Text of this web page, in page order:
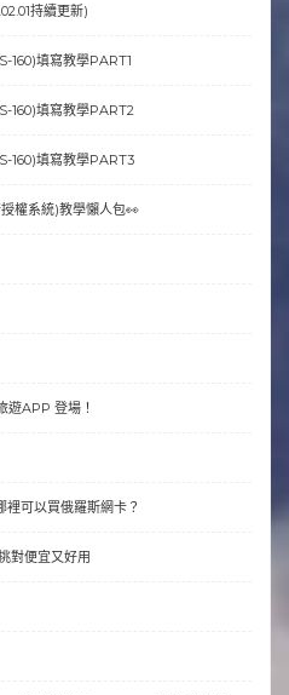
持續更新)
160)填寫教學PART1
160)填寫教學PART2
160)填寫教學PART3
權系統)教學懶人包👀
遊APP 登場！
裡可以買俄羅斯網卡？
對便宜又好用